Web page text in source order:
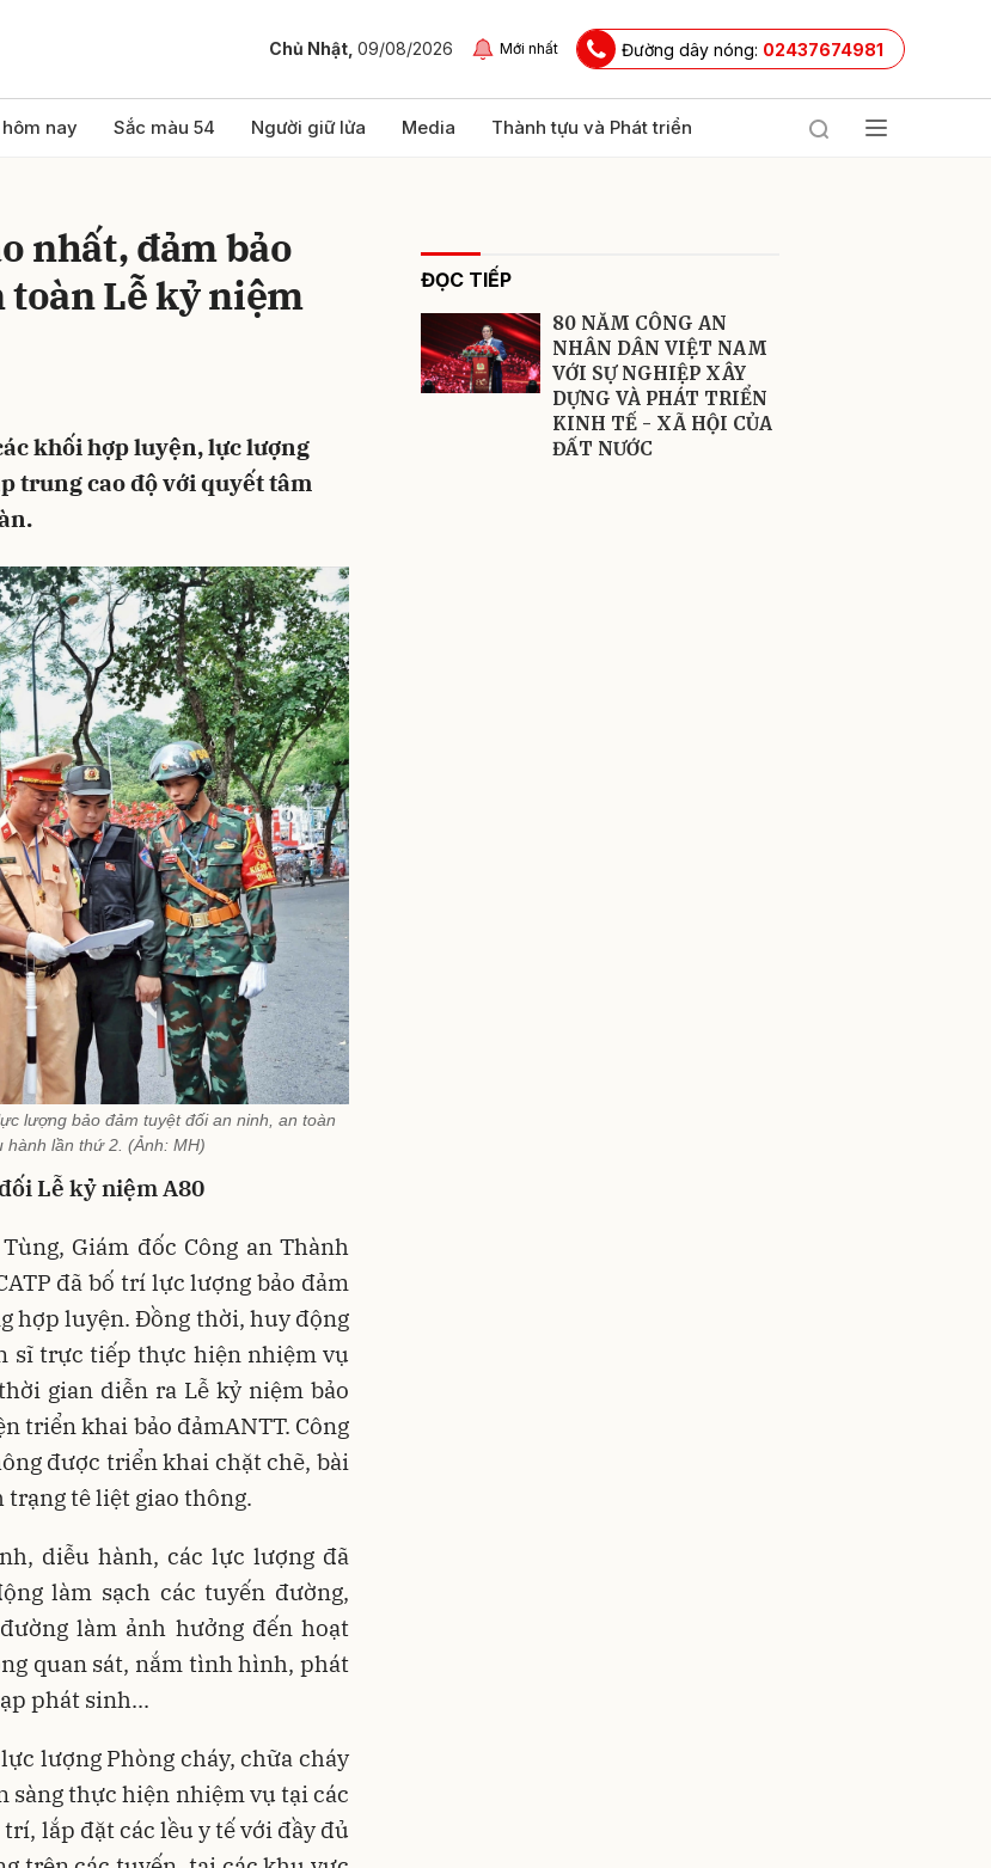
Chủ Nhật, 09/08/2026 Mới nhất Đường dây nóng: 02437674981
nay Sắc màu 54 Người giữ lửa Media Thành tựu và Phát triển
nhất, đảm bảo
Lễ kỷ niệm
khối hợp luyện, lực lượng
trung cao độ với quyết tâm
lượng bảo đảm tuyệt đối an ninh, an toàn
hành lần thứ 2. (Ảnh: MH)
Lễ kỷ niệm A80
Giám đốc Công an Thành
đã bố trí lực lượng bảo đảm
hợp luyện. Đồng thời, huy động
sĩ trực tiếp thực hiện nhiệm vụ
gian diễn ra Lễ kỷ niệm bảo
triển khai bảo đảmANTT. Công
được triển khai chặt chẽ, bài
trạng tê liệt giao thông.
diễu hành, các lực lượng đã
làm sạch các tuyến đường,
làm ảnh hưởng đến hoạt
quan sát, nắm tình hình, phát
phát sinh...
lượng Phòng cháy, chữa cháy
sàng thực hiện nhiệm vụ tại các
lắp đặt các lều y tế với đầy đủ
ĐỌC TIẾP
80 NĂM CÔNG AN
NHÂN DÂN VIỆT NAM
VỚI SỰ NGHIỆP XÂY
DỰNG VÀ PHÁT TRIỂN
KINH TẾ - XÃ HỘI CỦA
ĐẤT NƯỚC
Gửi